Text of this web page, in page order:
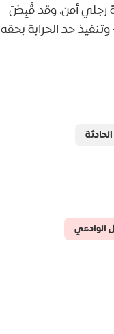
رجلي أمن، وقد قُبِضَ
حد الحرابة بحقه
الحادثة
الوادعي